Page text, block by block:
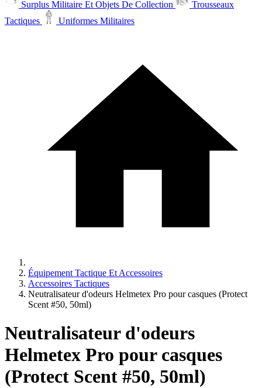
Surplus Militaire Et Objets De Collection
Trousseaux
Tactiques
Uniformes Militaires
Équipement Tactique Et Accessoires
Accessoires Tactiques
Neutralisateur d'odeurs Helmetex Pro pour casques (Protect
Scent #50, 50ml)
Neutralisateur d'odeurs
Helmetex Pro pour casques
(Protect Scent #50, 50ml)